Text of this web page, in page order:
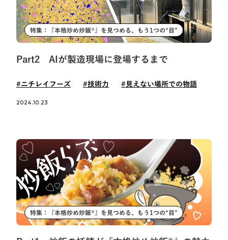
特集：『本格炒め炒飯®』を見つめる、もう1つの“目”
Part2 AIが製造現場に登場するまで
#ニチレイフーズ #技術力 #見えない場所での物語
2024.10.23
特集：『本格炒め炒飯®』を見つめる、もう1つの“目”